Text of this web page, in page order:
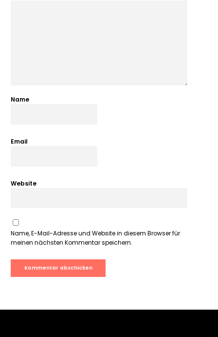
Name
Email
Website
Name, E-Mail-Adresse und Website in diesem Browser für
meinen nächsten Kommentar speichern.